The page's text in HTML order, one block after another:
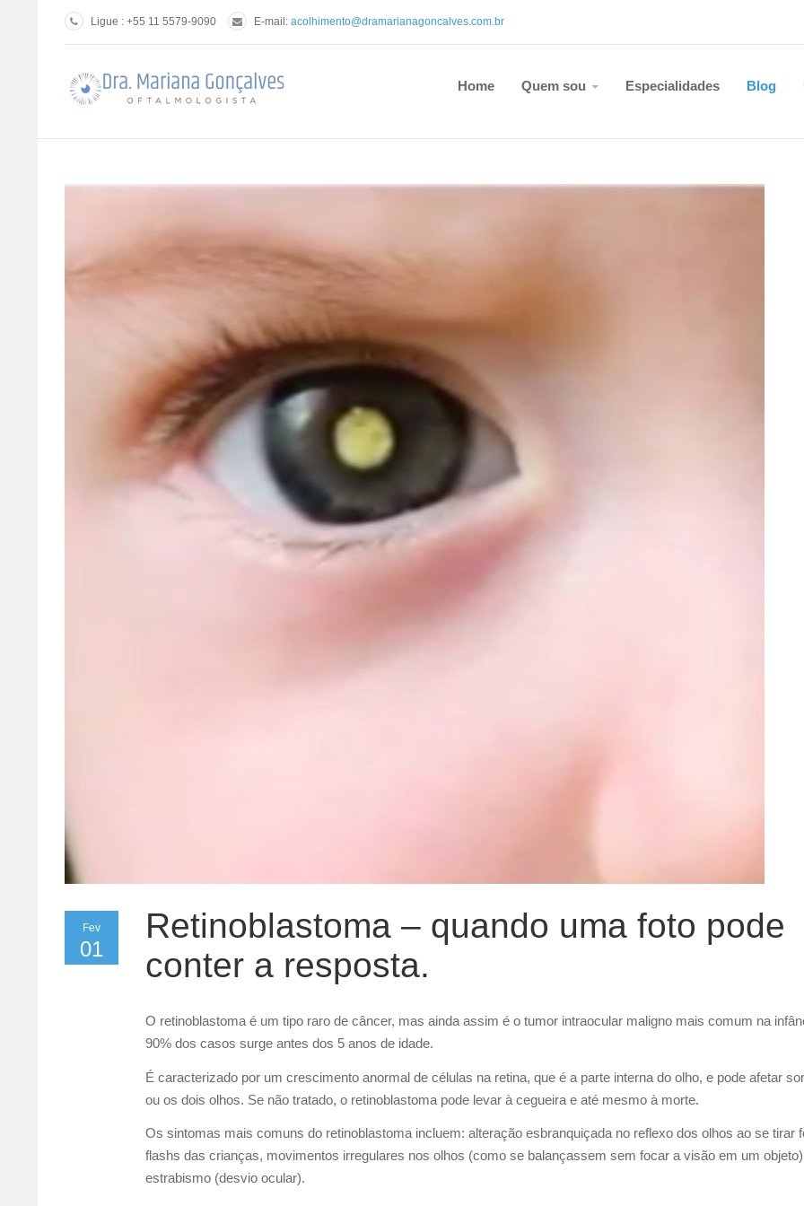
Ligue : +55 11 5579-9090 E-mail: acolhimento@dramarianagoncalves.com.br
Home Quem sou Especialidades Blog
Retinoblastoma – quando uma foto pode
conter a resposta.
Fev
01
O retinoblastoma é um tipo raro de câncer, mas ainda assim é o tumor intraocular maligno mais comum na
90% dos casos surge antes dos 5 anos de idade.
É caracterizado por um crescimento anormal de células na retina, que é a parte interna do olho, e pode afetar
ou os dois olhos. Se não tratado, o retinoblastoma pode levar à cegueira e até mesmo à morte.
Os sintomas mais comuns do retinoblastoma incluem: alteração esbranquiçada no reflexo dos olhos ao se tirar
flashs das crianças, movimentos irregulares nos olhos (como se balançassem sem focar a visão em um
estrabismo (desvio ocular).